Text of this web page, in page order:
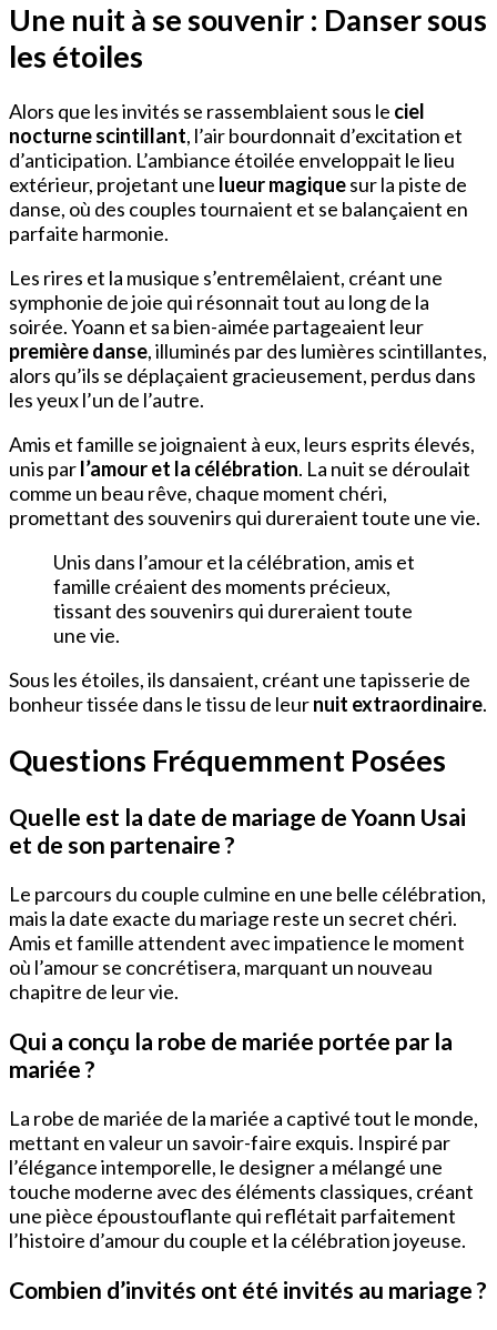
Une nuit à se souvenir : Danser sous
les étoiles
Alors que les invités se rassemblaient sous le ciel
nocturne scintillant, l’air bourdonnait d’excitation et
d’anticipation. L’ambiance étoilée enveloppait le lieu
extérieur, projetant une lueur magiquesur la piste de
danse, où des couples tournaient et se balançaient en
parfaite harmonie.
Les rires et la musique s’entremêlaient, créant une
symphonie de joie qui résonnait tout au long de la
soirée. Yoann et sa bien-aimée partageaient leur
première danse, illuminés par des lumières scintillantes,
alors qu’ils se déplaçaient gracieusement, perdus dans
les yeux l’un de l’autre.
Amis et famille se joignaient à eux, leurs esprits élevés,
unis parl’amour et la célébration. La nuit se déroulait
comme un beau rêve, chaque moment chéri,
promettant des souvenirs qui dureraient toute une vie.
Unis dans l’amour et la célébration, amis et
famille créaient des moments précieux,
tissant des souvenirs qui dureraient toute
une vie.
Sous les étoiles, ils dansaient, créant une tapisserie de
bonheur tissée dans le tissu de leurnuit extraordinaire.
Questions Fréquemment Posées
Quelle est la date de mariage de Yoann Usai
et de son partenaire ?
Le parcours du couple culmine en une belle célébration,
mais la date exacte du mariage reste un secret chéri.
Amis et famille attendent avec impatience le moment
où l’amour se concrétisera, marquant un nouveau
chapitre de leur vie.
Qui a conçu la robe de mariée portée par la
mariée ?
La robe de mariée de la mariée a captivé tout le monde,
mettant en valeur un savoir-faire exquis. Inspiré par
l’élégance intemporelle, le designer a mélangé une
touche moderne avec des éléments classiques, créant
une pièce époustouflante qui reflétait parfaitement
l’histoire d’amour du couple et la célébration joyeuse.
Combien d’invités ont été invités au mariage ?